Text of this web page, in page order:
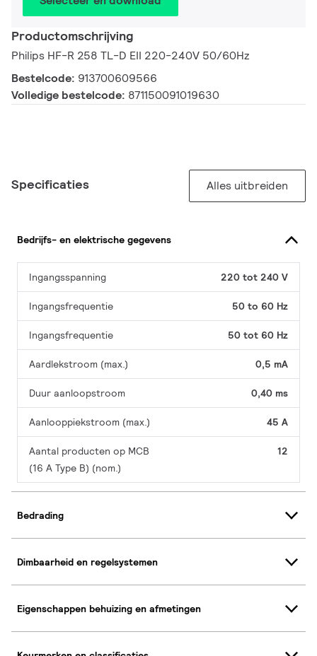
Productomschrijving
Philips HF-R 258 TL-D EII 220-240V 50/60Hz
Bestelcode: 913700609566
Volledige bestelcode: 871150091019630
Specificaties Alles uitbreiden
Bedrijfs- en elektrische gegevens
Ingangsspanning 220 tot 240 V
Ingangsfrequentie 50 to 60 Hz
Ingangsfrequentie 50 tot 60 Hz
Aardlekstroom (max.) 0,5 mA
Duur aanloopstroom 0,40 ms
Aanlooppiekstroom (max.) 45 A
Aantal producten op MCB
(16 A Type B) (nom.)
12
Bedrading
Dimbaarheid en regelsystemen
Eigenschappen behuizing en afmetingen